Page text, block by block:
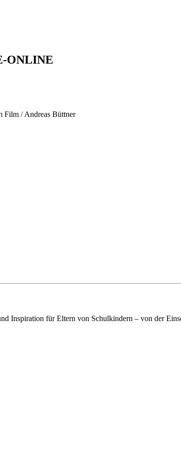
ONLINE
Film / Andreas Büttner
Inspiration für Eltern von Schulkindern – von der